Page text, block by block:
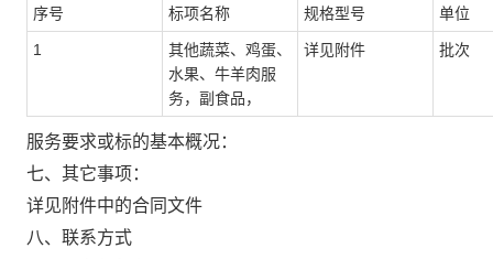
序号 标项名称 规格型号 单位
1
其他蔬菜、鸡蛋、
水果、牛羊肉服
务，副食品，
详见附件 批次
服务要求或标的基本概况：
七、其它事项：
详见附件中的合同文件
八、联系方式